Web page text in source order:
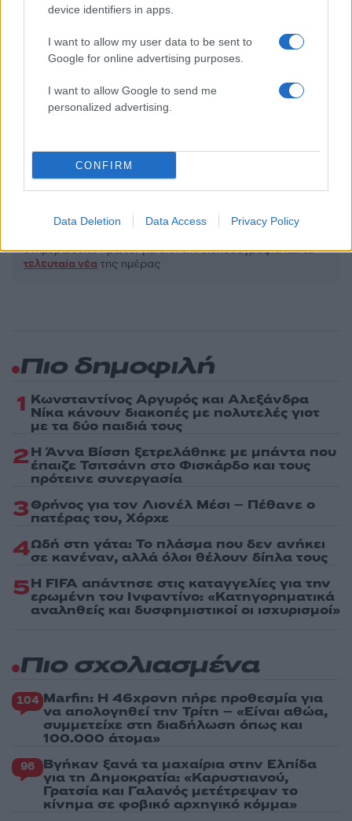
device identifiers in apps.
I want to allow my user data to be sent to
Google for online advertising purposes.
I want to allow Google to send me
personalized advertising.
CONFIRM
Data Deletion Data Access Privacy Policy
Πολιτική Απορρήτου
Όροι Χρήσης της Google.
Κόσμος
BOEING
ΑΕΡΟΠΛΑΝΟ
ΑΕΡΟΠΟΡΙΚΗ ΤΡΑΓΩΔΙΑ
ΠΤΩΣΗ ΑΕΡΟΠΛΑΝΟΥ
Share:
ενημερωθείτε πρώτοι για όλη την ειδησεογραφία και τα
τελευταία νέα της ημέρας
Πιο δημοφιλή
1 Κωνσταντίνος Αργυρός και Αλεξάνδρα
Νίκα κάνουν διακοπές με πολυτελές γιοτ
με τα δύο παιδιά τους
2Η Άννα Βίσση ξετρελάθηκε με μπάντα που
έπαιζε Τσιτσάνη στο Φισκάρδο και τους
πρότεινε συνεργασία
3Θρήνος για τον Λιονέλ Μέσι – Πέθανε ο
πατέρας του, Χόρχε
4Ωδή στη γάτα: Το πλάσμα που δεν ανήκει
σε κανέναν, αλλά όλοι θέλουν δίπλα τους
5Η FIFA απάντησε στις καταγγελίες για την
ερωμένη του Ινφαντίνο: «Κατηγορηματικά
αναληθείς και δυσφημιστικοί οι ισχυρισμοί»
Πιο σχολιασμένα
104 Marfin: Η 46χρονη πήρε προθεσμία για
να απολογηθεί την Τρίτη – «Είναι αθώα,
συμμετείχε στη διαδήλωση όπως και
100.000 άτομα»
96 Βγήκαν ξανά τα μαχαίρια στην Ελπίδα
για τη Δημοκρατία: «Καρυστιανού,
Γρατσία και Γαλανός μετέτρεψαν το
κίνημα σε φοβικό αρχηγικό κόμμα»